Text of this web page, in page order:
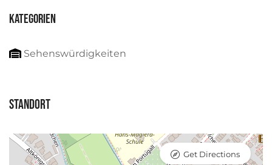
Kategorien
Sehenswürdigkeiten
Standort
Get Directions